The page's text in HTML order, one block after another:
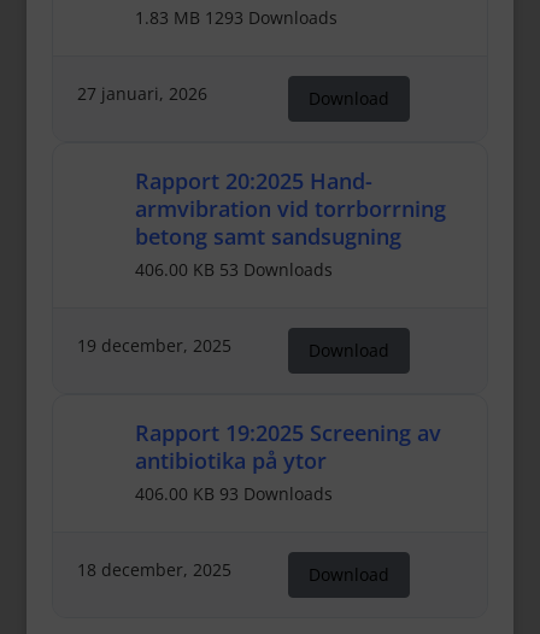
1.83 MB 1293 Downloads
27 januari, 2026 Download
Rapport 20:2025 Hand-
armvibration vid torrborrning
betong samt sandsugning
406.00 KB 53 Downloads
19 december, 2025 Download
Rapport 19:2025 Screening av
antibiotika på ytor
406.00 KB 93 Downloads
18 december, 2025 Download